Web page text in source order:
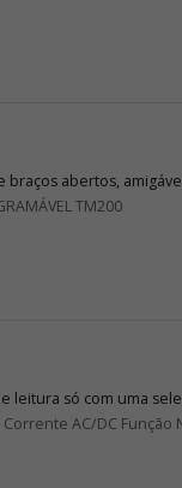
abertos,
TM200
só com uma
AC/DC Função